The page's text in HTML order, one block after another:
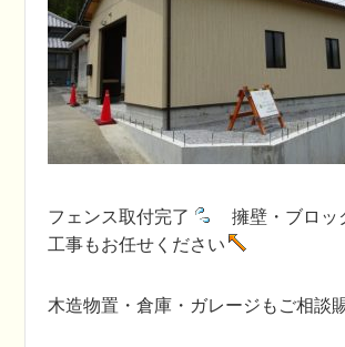
フェンス取付完了
擁壁・ブロッ
工事もお任せください
木造物置・倉庫・ガレージもご相談